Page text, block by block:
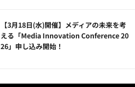
【3月18日(水)開催】メディアの未来を考
える「Media Innovation Conference 20
26」申し込み開始！